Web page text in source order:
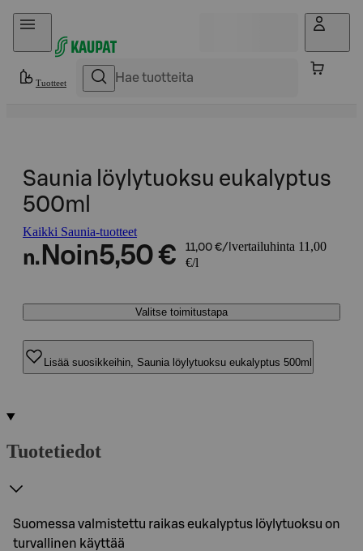
Hyppää sisältöön
Tuotteet
Saunia löylytuoksu eukalyptus
500ml
Kaikki Saunia-tuotteet
n. Noin5,50 € 11,00 €/l vertailuhinta 11,00
€/l
Valitse toimitustapa
Lisää suosikkeihin, Saunia löylytuoksu eukalyptus 500ml
Tuotetiedot
Suomessa valmistettu raikas eukalyptus löylytuoksu on
turvallinen käyttää